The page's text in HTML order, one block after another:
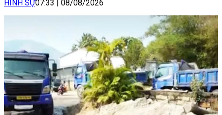
HÌNH SỰ07:33 | 08/08/2026